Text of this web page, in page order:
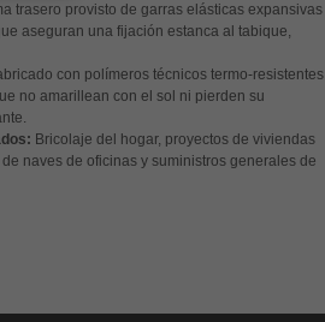
trasero provisto de garras elásticas expansivas
aseguran una fijación estanca al tabique,
con polímeros técnicos termo-resistentes
no amarillean con el sol ni pierden su
Bricolaje del hogar, proyectos de viviendas
naves de oficinas y suministros generales de